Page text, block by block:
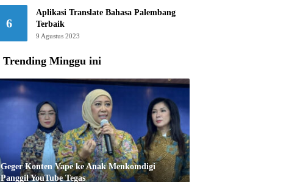
6
Aplikasi Translate Bahasa Palembang
Terbaik
9 Agustus 2023
Trending Minggu ini
Geger Konten Vape ke Anak Menkomdigi
Panggil YouTube Tegas